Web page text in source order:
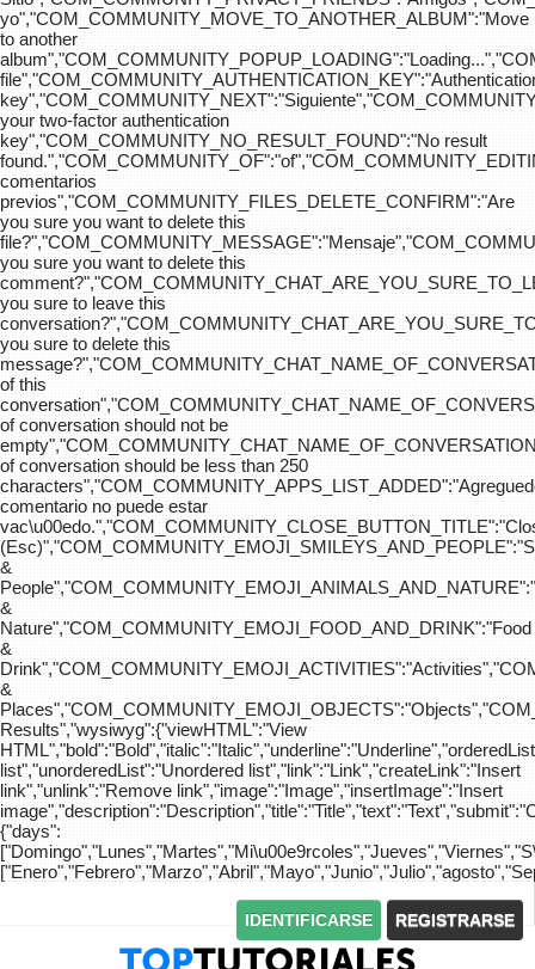
yo","COM_COMMUNITY_MOVE_TO_ANOTHER_ALBUM":"Move
to another
your two-factor authentication
key","COM_COMMUNITY_NO_RESULT_FOUND":"No result
comentarios
previos","COM_COMMUNITY_FILES_DELETE_CONFIRM":"Are
you sure you want to delete this
you sure you want to delete this
you sure to leave this
you sure to delete this
of this
of conversation should not be
of conversation should be less than 250
comentario no puede estar
&
&
Nature","COM_COMMUNITY_EMOJI_FOOD_AND_DRINK":"Food
&
&
Results","wysiwyg":{"viewHTML":"View
list","unorderedList":"Unordered list","link":"Link","createLink":"Insert
link","unlink":"Remove link","image":"Image","insertImage":"Insert
{"days":
IDENTIFICARSE REGISTRARSE